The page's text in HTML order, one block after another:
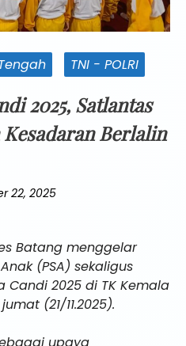
TNI - POLRI
2025, Satlantas
Berlalin
22, 2025
Batang menggelar
(PSA) sekaligus
Candi 2025 di TK Kemala
(21/11.2025).